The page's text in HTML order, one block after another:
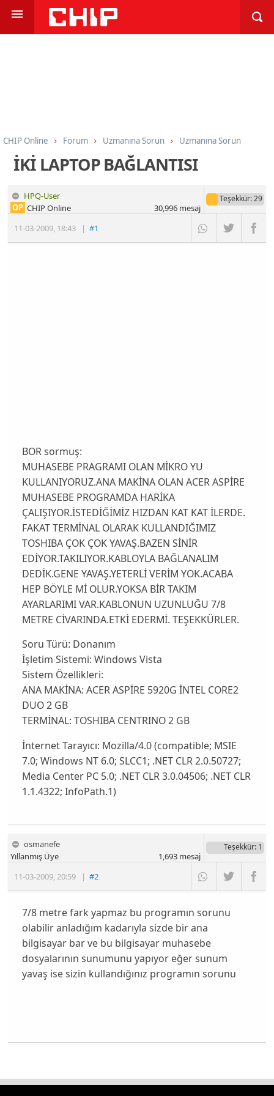
CHIP Online Forum Uzmanına Sorun Uzmanına Sorun
İKİ LAPTOP BAĞLANTISI
HPQ-User
11-03-2009, 18:43 |#1
OP CHIP Online
Teşekkür: 29
30,996mesaj
BOR sormuş:
MUHASEBE PRAGRAMI OLAN MİKRO YU
KULLANIYORUZ.ANA MAKİNA OLAN ACER ASPİRE
MUHASEBE PROGRAMDA HARİKA
ÇALIŞIYOR.İSTEDİĞİMİZ HIZDAN KAT KAT İLERDE.
FAKAT TERMİNAL OLARAK KULLANDIĞIMIZ
TOSHIBA ÇOK ÇOK YAVAŞ.BAZEN SİNİR
EDİYOR.TAKILIYOR.KABLOYLA BAĞLANALIM
DEDİK.GENE YAVAŞ.YETERLİ VERİM YOK.ACABA
HEP BÖYLE Mİ OLUR.YOKSA BİR TAKIM
AYARLARIMI VAR.KABLONUN UZUNLUĞU 7/8
METRE CİVARINDA.ETKİ EDERMİ. TEŞEKKÜRLER.
Soru Türü: Donanım
İşletim Sistemi: Windows Vista
Sistem Özellikleri:
ANA MAKİNA: ACER ASPİRE 5920G İNTEL CORE2
DUO 2 GB
TERMİNAL: TOSHIBA CENTRINO 2 GB
İnternet Tarayıcı: Mozilla/4.0 (compatible; MSIE
7.0; Windows NT 6.0; SLCC1; .NET CLR 2.0.50727;
Media Center PC 5.0; .NET CLR 3.0.04506; .NET CLR
1.1.4322; InfoPath.1)
osmanefe
11-03-2009,20:59 |#2
Yıllanmış Üye
Teşekkür: 1
1,693mesaj
7/8 metre fark yapmaz bu programın sorunu
olabilir anladığım kadarıyla sizde bir ana
bilgisayar bar ve bu bilgisayar muhasebe
dosyalarının sunumunu yapıyor eğer sunum
yavaş ise sizin kullandığınız programın sorunu